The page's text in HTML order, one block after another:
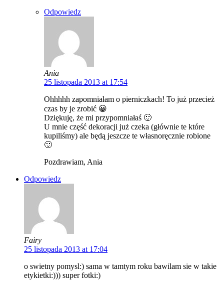
Odpowiedz
Ania
25 listopada 2013 at 17:54
Ohhhhh zapomniałam o pierniczkach! To już przecież
czas by je zrobić 😀
Dziękuję, że mi przypomniałaś 🙂
U mnie część dekoracji już czeka (głównie te które
kupiliśmy) ale będą jeszcze te własnoręcznie robione
🙂
Pozdrawiam, Ania
Odpowiedz
Fairy
25 listopada 2013 at 17:04
o swietny pomysl:) sama w tamtym roku bawilam sie w takie
etykietki:))) super fotki:)